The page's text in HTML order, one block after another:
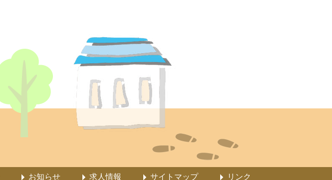
お知らせ 求人情報 サイトマップ リンク